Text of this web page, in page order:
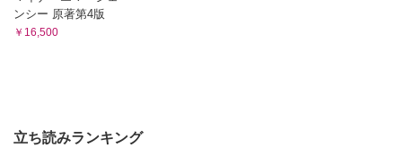
ンシー 原著第4版
￥16,500
立ち読みランキング